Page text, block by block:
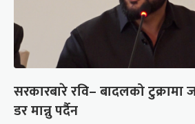
सरकारबारे रवि– बादलको
डर मान्नु पर्दैन